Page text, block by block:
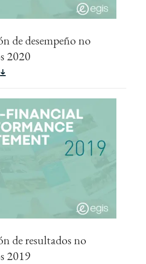
de desempeño no
2020
de resultados no
2019